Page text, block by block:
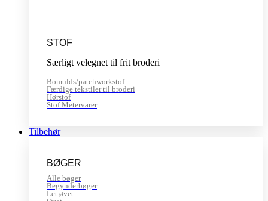
STOF
Særligt velegnet til frit broderi
Bomulds/patchworkstof
Færdige tekstiler til broderi
Hørstof
Stof Metervarer
Tilbehør
BØGER
Alle bøger
Begynderbøger
Let øvet